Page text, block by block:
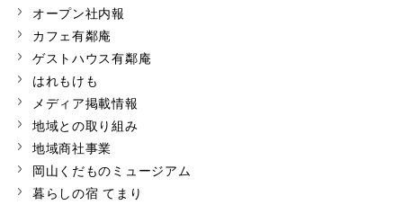
オープン社内報
カフェ有鄰庵
ゲストハウス有鄰庵
はれもけも
メディア掲載情報
地域との取り組み
地域商社事業
岡山くだものミュージアム
暮らしの宿 てまり